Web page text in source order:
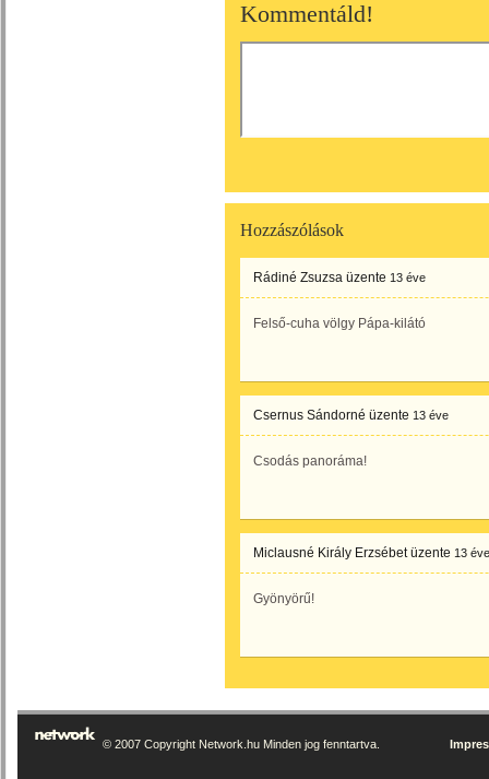
Kommentáld!
Hozzászólások
Rádiné Zsuzsa üzente 13 éve
Felső-cuha völgy Pápa-kilátó
Csernus Sándorné üzente 13 éve
Csodás panoráma!
Miclausné Király Erzsébetüzente 13 éve
Gyönyörű!
© 2007 Copyright Network.hu Minden jog fenntartva.